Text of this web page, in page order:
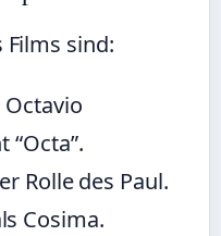
sind:
Octavio
“Octa”.
Rolle des Paul.
Cosima.